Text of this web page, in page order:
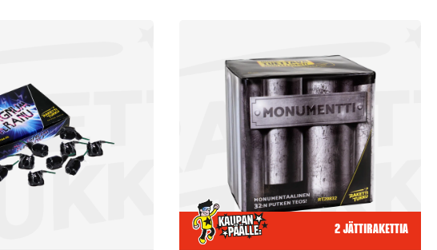
2 jättirakettia